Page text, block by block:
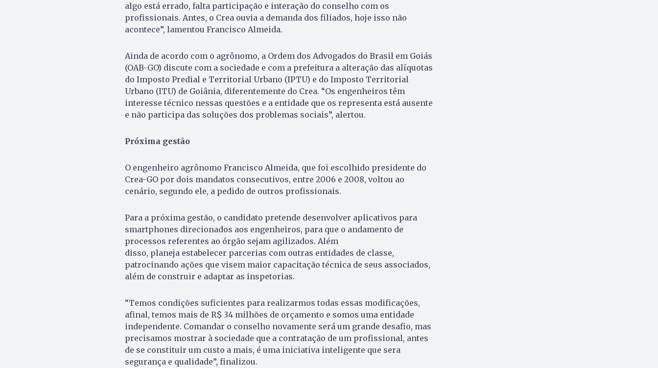
algo está errado, falta participação e interação do conselho com os
profissionais. Antes, o Crea ouvia a demanda dos filiados, hoje isso não
acontece”, lamentou Francisco Almeida.
Ainda de acordo com o agrônomo, a Ordem dos Advogados do Brasil em Goiás
(OAB-GO) discute com a sociedade e com a prefeitura a alteração das alíquotas
do Imposto Predial e Territorial Urbano (IPTU) e do Imposto Territorial
Urbano (ITU) de Goiânia, diferentemente do Crea. “Os engenheiros têm
interesse técnico nessas questões e a entidade que os representa está ausente
e não participa das soluções dos problemas sociais”, alertou.
Próxima gestão
O engenheiro agrônomo Francisco Almeida, que foi escolhido presidente do
Crea-GO por dois mandatos consecutivos, entre 2006 e 2008, voltou ao
cenário, segundo ele, a pedido de outros profissionais.
Para a próxima gestão, o candidato pretende desenvolver aplicativos para
smartphones direcionados aos engenheiros, para que o andamento de
processos referentes ao órgão sejam agilizados. Além
disso, planeja estabelecer parcerias com outras entidades de classe,
patrocinando ações que visem maior capacitação técnica de seus associados,
além de construir e adaptar as inspetorias.
“Temos condições suficientes para realizarmos todas essas modificações,
afinal, temos mais de R$ 34 milhões de orçamento e somos uma entidade
independente. Comandar o conselho novamente será um grande desafio, mas
precisamos mostrar à sociedade que a contratação de um profissional, antes
de se constituir um custo a mais, é uma iniciativa inteligente que sera
segurança e qualidade”, finalizou.